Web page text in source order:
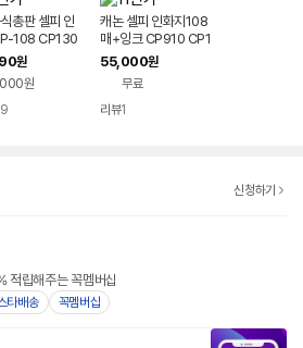
총판 셀피 인
108 CP130
전용 용지
원
원
캐논 셀피 인화지108
매+잉크 CP910 CP1
200 CP1300 CP15
55,000원
무료
리뷰1
신청하기
적립해주는 꼭멤버십
타배송 꼭멤버십